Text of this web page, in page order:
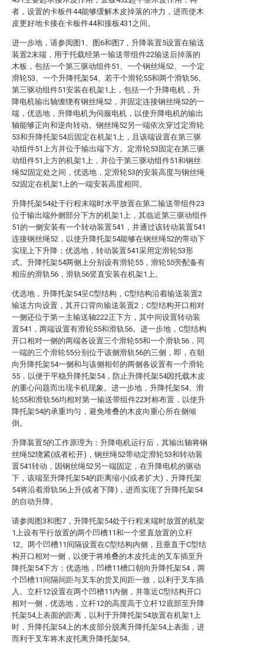
者，设置的卡板件44能够缓解木皮掉落的冲力，进而使木
皮更好地卡接在卡板件44和接板431之间。
进一步地，请参阅图1、图6和图7，升降装置5设置在输送
装置2末端，用于托载经第一输送带组件22输送后掉落的
木板，包括一个第三驱动组件51、一个钢丝绳52、一个定
滑轮53、一个升降托架54、若干个滑轮55和两个滑轨56。
第三驱动组件51安装在机架1上，包括一个升降电机，升
降电机输出轴缠绕有钢丝绳52，并固定连接钢丝绳52的一
端，优选地，升降电机为伺服电机，以使升降电机的输出
轴能够正向和逆向转动。钢丝绳52另一端依次穿过定滑轮
53和升降托架54后固定在机架1上，且该端设置在第三驱
动组件51上方并位于输出端下方。定滑轮53固定在第三驱
动组件51上方的机架1上，并位于第三驱动组件51和钢丝
绳52固定处之间，优选地，定滑轮53的安装高度与钢丝绳
52固定在机架1上的一端安装高度相同。
升降托架54处于行程末端时水平放置在第二输送带组件23
位于输出端外侧部分下方的机架1上，其临近第三驱动组件
51的一侧安装有一个转动装置541，并通过该转动装置541
连接钢丝绳52，以使升降托架54能够在钢丝绳52的带动下
实现上下升降；优选地，转动装置541采用定滑轮53形
式。升降托架54两侧上分别设有滑轮55，滑轮55旁配备有
相应的滑轨56，滑轨56竖直安装在机架1上。
优选地，升降托架54呈C型结构，C型结构沿着输送装置2
输送方向设置，其开口背向输送装置2；C型结构开口相对
一侧还位于第一主输送轴222正下方，其中间设置转动装
置541，两端设置有滑轮55和滑轨56。进一步地，C型结构
开口相对一侧的两端各设置三个滑轮55和一个滑轨56，同
一端的三个滑轮55分别位于该侧滑轨56的三侧，即，在朝
向升降托架54一侧和与该侧相邻的两侧各设置有一个滑轮
55，以便于平稳升降托架54，防止升降托架54因托载木皮
的重心问题而出现卡机现象。进一步地，升降托架54、滑
轮55和滑轨56均相对第一输送带组件22对称布置，以使升
降托架54的承重均匀，避免堆叠的木皮向重心所在侧倾
倒。
升降装置5的工作原理为：升降电机运行后，其输出轴将钢
丝绳52绕紧(或者松开)，钢丝绳52带动定滑轮53和转动装
置541转动，因钢丝绳52另一端固定，在升降电机的驱动
下，该端至升降托架54的距离缩小(或者扩大)，升降托架
54将沿着滑轨56上升(或者下降)，进而实现了升降托架54
的自动升降。
请参阅图3和图7，升降托架54处于行程末端时放置的机架
1上设有平行放置的两个凹槽11和一个竖直放置的立杆
12。两个凹槽11间隔设置在C型结构内侧，且垂直于C型结
构开口相对一侧，以便于将堆叠的木皮托走的叉车插至升
降托架54下方；优选地，凹槽11槽口朝向升降托架54，两
个凹槽11间隔间距与叉车的货叉间距一致，以利于叉车插
入。立杆12设置在两个凹槽11内侧，并靠近C型结构开口
相对一侧，优选地，立杆12的高度高于立杆12底部至升降
托架54上表面的距离，以利于升降托架54放置在机架1上
时，升降托架54上的木皮部分脱离升降托架54上表面，进
而利于叉车将木皮托离升降托架54。